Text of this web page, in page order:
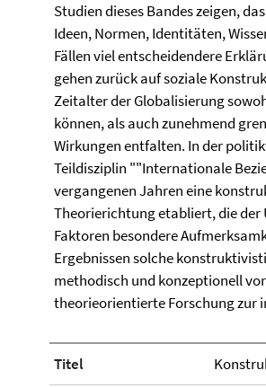
Studien dieses Bandes zeigen,
Ideen, Normen, Identitäten,
Fällen viel entscheidendere
gehen zurück auf soziale
Zeitalter der Globalisierung
können, als auch zunehmend
Wirkungen entfalten. In der
Teildisziplin ""Internationale
vergangenen Jahren eine
Theorierichtung etabliert, die der
Faktoren besondere
Ergebnissen solche
methodisch und konzeptionell
theorieorientierte Forschung zur
Titel